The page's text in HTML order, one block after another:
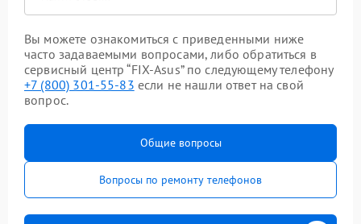
Вы можете ознакомиться с приведенными ниже
часто задаваемыми вопросами, либо обратиться в
сервисный центр “FIX-Asus” по следующему телефону
+7 (800) 301-55-83 если не нашли ответ на свой
вопрос.
Общие вопросы
Вопросы по ремонту телефонов